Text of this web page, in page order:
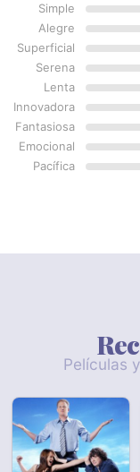
Simple
Alegre
Superficial
Serena
Lenta
Innovadora
Fantasiosa
Emocional
Pacífica
Películas